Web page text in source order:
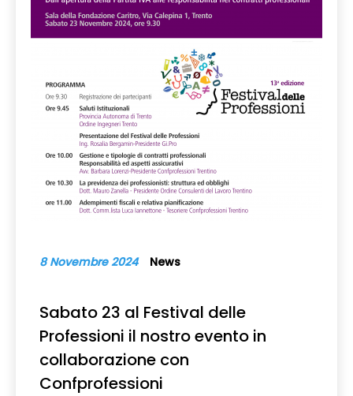
8 Novembre 2024 News
Sabato 23 al Festival delle
Professioni il nostro evento in
collaborazione con
Confprofessioni